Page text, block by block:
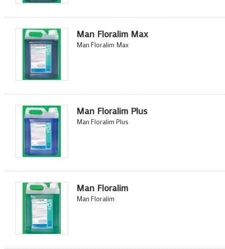
Man Floralim Max
Man Floralim Max
Man Floralim Plus
Man Floralim Plus
Man Floralim
Man Floralim